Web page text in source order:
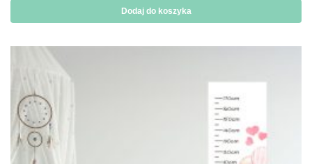
Dodaj do koszyka